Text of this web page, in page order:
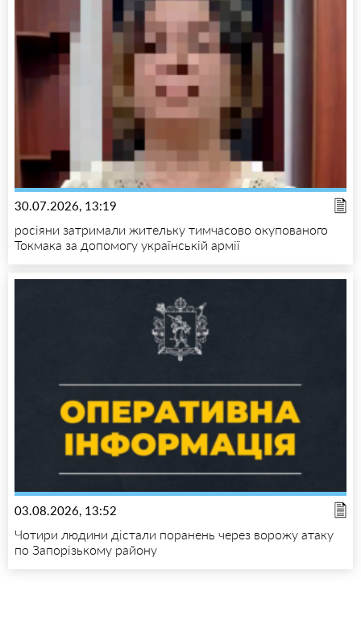
30.07.2026, 13:19
росіяни затримали жительку тимчасово окупованого
Токмака за допомогу українській армії
03.08.2026, 13:52
Чотири людини дістали поранень через ворожу атаку
по Запорізькому району